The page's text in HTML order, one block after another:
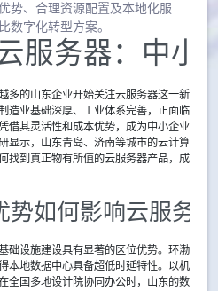
势、合理资源配置及本地化服
数字化转型方案。
服务器：中小
多的山东企业开始关注云服务器这一新
造业基础深厚、工业体系完善，正面临
借其灵活性和成本优势，成为中小企业
显示，山东青岛、济南等城市的云计算
找到真正物有所值的云服务器产品，成
势如何影响云服务
础设施建设具有显著的区位优势。环渤
本地数据中心具备超低时延特性。以机
全国多地设计院协同办公时，山东的数